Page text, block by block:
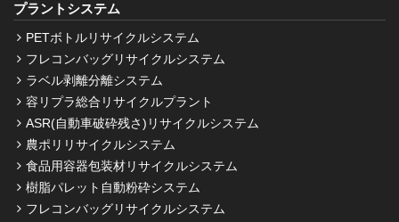
プラントシステム
PETボトルリサイクルシステム
フレコンバッグリサイクルシステム
ラベル剥離分離システム
容リプラ総合リサイクルプラント
ASR(自動車破砕残さ)リサイクルシステム
農ポリリサイクルシステム
食品用容器包装材リサイクルシステム
樹脂パレット自動粉砕システム
フレコンバッグリサイクルシステム